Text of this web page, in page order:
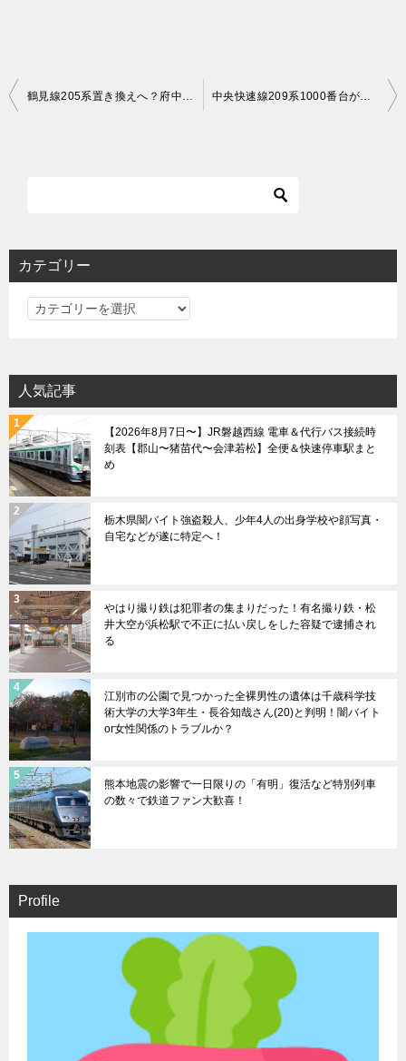
投
シ
鶴見線205系置き換えへ？府中本町駅にポスター掲出 中央快速線209系1000番台が試運転で青梅線入線＆通勤快速大月行に充当
カテゴリー
カ
リ
ー
人気記事
【2026年8月7日〜】JR磐越西線 電車＆代行バス接続時
刻表【郡山〜猪苗代〜会津若松】全便＆快速停車駅まと
め
栃木県闇バイト強盗殺人、少年4人の出身学校や顔写真・
自宅などが遂に特定へ！
やはり撮り鉄は犯罪者の集まりだった！有名撮り鉄・松
井大空が浜松駅で不正に払い戻しをした容疑で逮捕され
る
江別市の公園で見つかった全裸男性の遺体は千歳科学技
術大学の大学3年生・長谷知哉さん(20)と判明！闇バイト
or女性関係のトラブルか？
熊本地震の影響で一日限りの「有明」復活など特別列車
の数々で鉄道ファン大歓喜！
Profile